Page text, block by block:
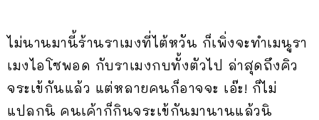
ไม่นานมานี้ร้านราเมงที่ไต้หวัน ก็เพิ่งจะทำเมนูรา
เมงไอโซพอด กับราเมงกบทั้งตัวไป ล่าสุดถึงคิว
จระเข้กันแล้ว แต่หลายคนก็อาจจะ เอ๊ะ! ก็ไม่
แปลกนิ คนเค้าก็กินจระเข้กันมานานแล้วนิ